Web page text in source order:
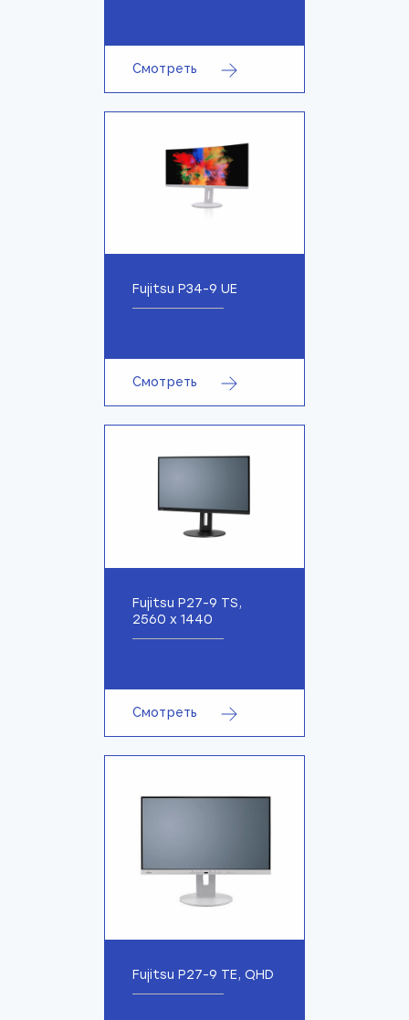
Смотреть
Fujitsu P34-9 UE
Смотреть
Fujitsu P27-9 TS,
2560 x 1440
Смотреть
Fujitsu P27-9 TE, QHD